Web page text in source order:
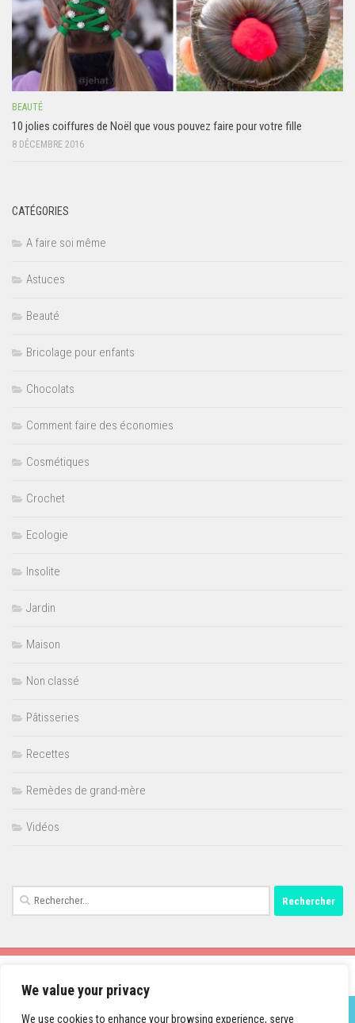
We value your privacy
We use cookies to enhance your browsing experience, serve
BEAUTÉ
10 jolies coiffures de Noël que vous pouvez faire pour votre fille
8 DÉCEMBRE 2016
CATÉGORIES
A faire soi même
Astuces
Beauté
Bricolage pour enfants
Chocolats
Comment faire des économies
Cosmétiques
Crochet
Ecologie
Insolite
Jardin
Maison
Non classé
Pâtisseries
Recettes
Remèdes de grand-mère
Vidéos
Rechercher :